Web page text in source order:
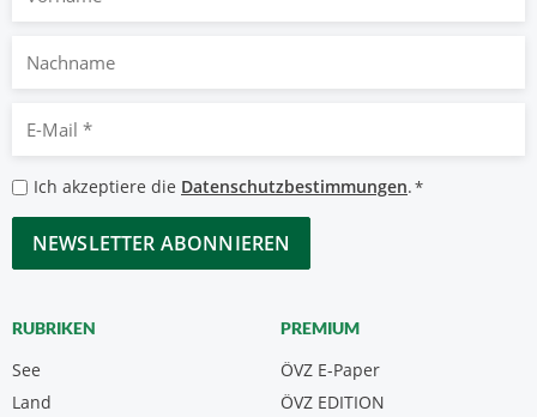
Nachname
Mail
*
Datenschutzbestimmungen
*
Ich akzeptiere die Datenschutzbestimmungen.*
CAPTCHA
RUBRIKEN
See
Land
PREMIUM
ÖVZ E-Paper
ÖVZ EDITION